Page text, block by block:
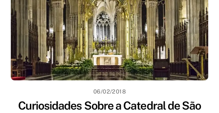
06/02/2018
Curiosidades Sobre a Catedral de São